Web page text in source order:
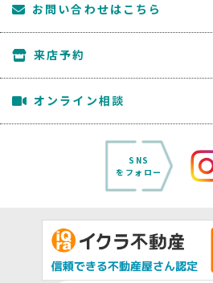
お問い合わせはこちら
来店予約
オンライン相談
SNS
をフォロー